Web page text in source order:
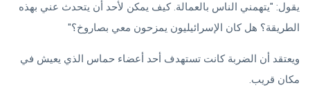
يقول: "يتهمني الناس بالعمالة. كيف يمكن لأحد أن يتحدث عني بهذه
الطريقة؟ هل كان الإسرائيليون يمزحون معي بصاروخ؟"
ويعتقد أن الضربة كانت تستهدف أحد أعضاء حماس الذي يعيش في
مكان قريب.